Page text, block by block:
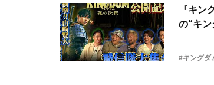
『キン
の“キ
#キングダ